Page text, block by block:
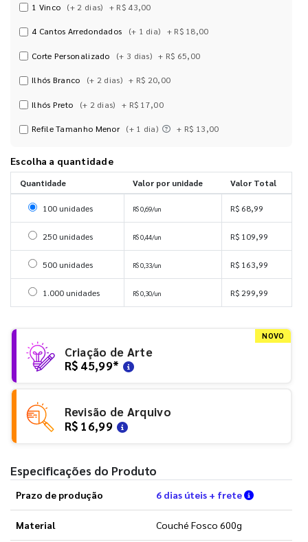
1 Vinco (+ 2 dias) + R$ 43,00
4 Cantos Arredondados (+ 1 dia) + R$ 18,00
Corte Personalizado (+ 3 dias) + R$ 65,00
Ilhós Branco (+ 2 dias) + R$ 20,00
Ilhós Preto (+ 2 dias) + R$ 17,00
Refile Tamanho Menor (+ 1 dia) + R$ 13,00
Escolha a quantidade
Quantidade Valor por unidade Valor Total
Selecionar 100 unidades
100 unidades R$ 0,69/un R$ 68,99
Selecionar 250 unidades
250 unidades R$ 0,44/un R$ 109,99
Selecionar 500 unidades
500 unidades R$ 0,33/un R$ 163,99
Selecionar 1000 unidades
1.000 unidades R$ 0,30/un R$ 299,99
NOVO
Criação de Arte
R$ 45,99*
Revisão de Arquivo
R$ 16,99
Especificações do Produto
Prazo de produção 6 dias úteis + frete Verifique
Material Couché Fosco 600g